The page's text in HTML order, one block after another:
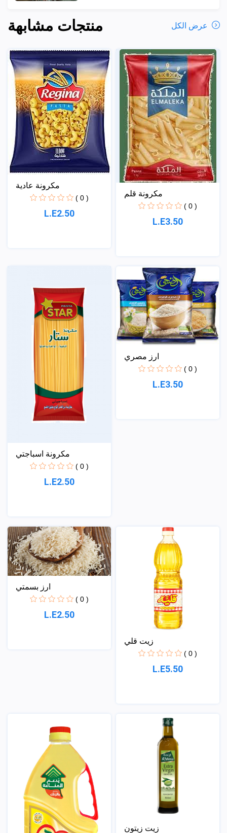
منتجات مشابهة
مكرونة عادية
( 0 )
L.E2.50
مكرونة قلم
( 0 )
L.E3.50
مكرونة اسباجتي
( 0 )
L.E2.50
ارز مصري
( 0 )
L.E3.50
ارز بسمتي
( 0 )
L.E2.50
زيت قلي
( 0 )
L.E5.50
زيت زيتون